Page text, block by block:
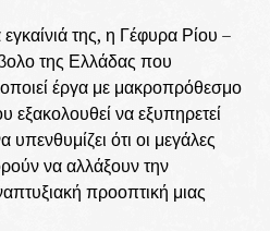
της, η Γέφυρα Ρίου –
της Ελλάδας που
έργα με μακροπρόθεσμο
να εξυπηρετεί
υπενθυμίζει ότι οι μεγάλες
να αλλάξουν την
προοπτική μιας